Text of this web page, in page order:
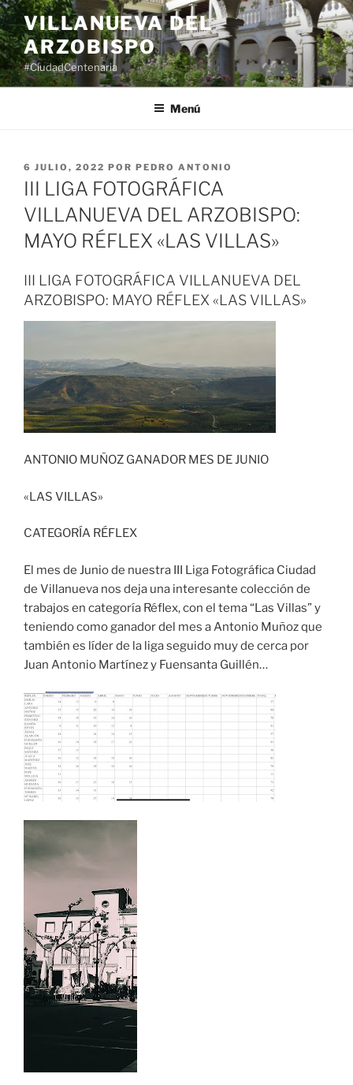
Saltar
al
contenido
VILLANUEVA DEL
ARZOBISPO
#CiudadCentenaria
Menú
PUBLICADO
EL
6 JULIO, 2022 POR PEDRO ANTONIO
III LIGA FOTOGRÁFICA
VILLANUEVA DEL ARZOBISPO:
MAYO RÉFLEX «LAS VILLAS»
III LIGA FOTOGRÁFICA VILLANUEVA DEL
ARZOBISPO: MAYO RÉFLEX «LAS VILLAS»
ANTONIO MUÑOZ GANADOR MES DE JUNIO
«LAS VILLAS»
CATEGORÍA RÉFLEX
El mes de Junio de nuestra III Liga Fotográfica Ciudad
de Villanueva nos deja una interesante colección de
trabajos en categoría Réflex, con el tema “Las Villas” y
teniendo como ganador del mes a Antonio Muñoz que
también es líder de la liga seguido muy de cerca por
Juan Antonio Martínez y Fuensanta Guillén…